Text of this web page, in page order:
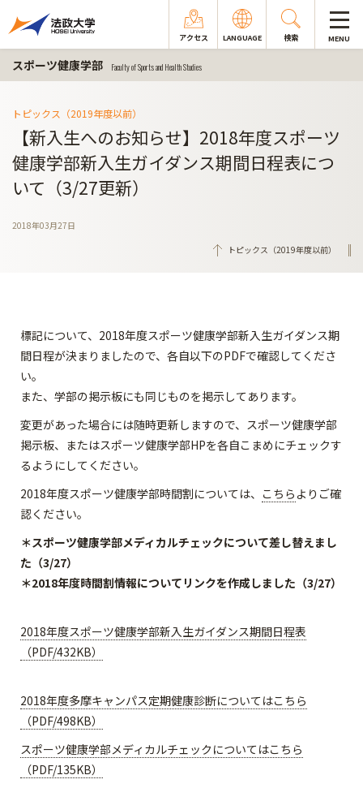
アクセス LANGUAGE 検索 MENU
スポーツ健康学部 Faculty of Sports and Health Studies
トピックス（2019年度以前）
【新入生へのお知らせ】2018年度スポーツ
健康学部新入生ガイダンス期間日程表につ
いて（3/27更新）
2018年03月27日
トピックス（2019年度以前）
標記について、2018年度スポーツ健康学部新入生ガイダンス期
間日程が決まりましたので、各自以下のPDFで確認してくださ
い。
また、学部の掲示板にも同じものを掲示してあります。
変更があった場合には随時更新しますので、スポーツ健康学部
掲示板、またはスポーツ健康学部HPを各自こまめにチェックす
るようにしてください。
2018年度スポーツ健康学部時間割については、 こちら よりご確
認ください。
＊スポーツ健康学部メディカルチェックについて差し替えまし
た（3/27）
＊2018年度時間割情報についてリンクを作成しました（3/27）
2018年度スポーツ健康学部新入生ガイダンス期間日程表
（PDF/432KB）
2018年度多摩キャンパス定期健康診断についてはこちら
（PDF/498KB）
スポーツ健康学部メディカルチェックについてはこちら
（PDF/135KB）